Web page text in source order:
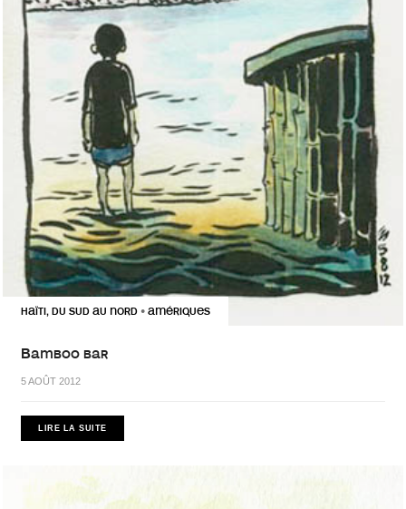
HAÏTI, DU SUD AU NORD • AMÉRIQUES
Bamboo bar
5 AOÛT 2012
LIRE LA SUITE